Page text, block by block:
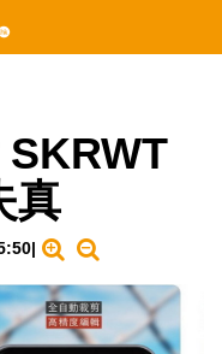
真
|